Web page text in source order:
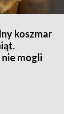
koszmar
mogli